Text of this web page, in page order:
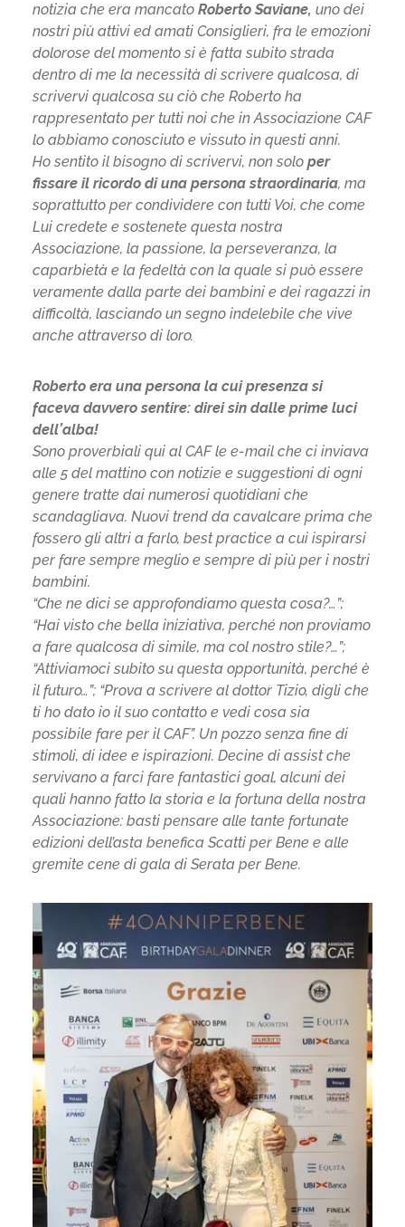
notizia che era mancato Roberto Saviane, uno dei
nostri più attivi ed amati Consiglieri, fra le emozioni
dolorose del momento si è fatta subito strada
dentro di me la necessità di scrivere qualcosa, di
scrivervi qualcosa su ciò che Roberto ha
rappresentato per tutti noi che in Associazione CAF
lo abbiamo conosciuto e vissuto in questi anni.
Ho sentito il bisogno di scrivervi, non solo per
fissare il ricordo di una persona straordinaria, ma
soprattutto per condividere con tutti Voi, che come
Lui credete e sostenete questa nostra
Associazione, la passione, la perseveranza, la
caparbietà e la fedeltà con la quale si può essere
veramente dalla parte dei bambini e dei ragazzi in
difficoltà, lasciando un segno indelebile che vive
anche attraverso di loro.
Roberto era una persona la cui presenza si
faceva davvero sentire: direi sin dalle prime luci
dell’alba!
Sono proverbiali qui al CAF le e-mail che ci inviava
alle 5 del mattino con notizie e suggestioni di ogni
genere tratte dai numerosi quotidiani che
scandagliava. Nuovi trend da cavalcare prima che
fossero gli altri a farlo, best practice a cui ispirarsi
per fare sempre meglio e sempre di più per i nostri
bambini.
“Che ne dici se approfondiamo questa cosa?…”;
“Hai visto che bella iniziativa, perché non proviamo
a fare qualcosa di simile, ma col nostro stile?…”;
“Attiviamoci subito su questa opportunità, perché è
il futuro…”; “Prova a scrivere al dottor Tizio, digli che
ti ho dato io il suo contatto e vedi cosa sia
possibile fare per il CAF”. Un pozzo senza fine di
stimoli, di idee e ispirazioni. Decine di assist che
servivano a farci fare fantastici goal, alcuni dei
quali hanno fatto la storia e la fortuna della nostra
Associazione: basti pensare alle tante fortunate
edizioni dell’asta benefica Scatti per Bene e alle
gremite cene di gala di Serata per Bene.